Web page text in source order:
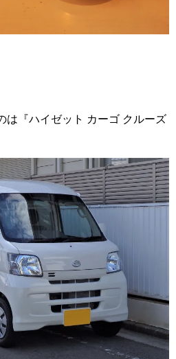
は『ハイゼット カーゴ クルーズ